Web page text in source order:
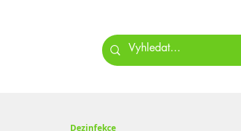
Dezinfekce